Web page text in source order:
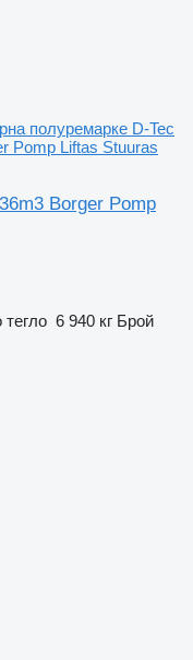
полуремарке D-Tec
Pomp Liftas Stuuras
Borger Pomp
тегло 6 940 кг Брой